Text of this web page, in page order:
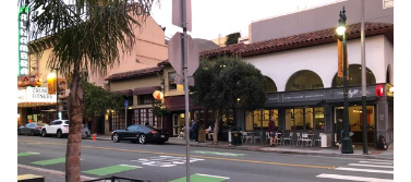
Bagni
Banconi
Camere Multiple
Concierge
Elettricità
RISPOSTA RAPIDA